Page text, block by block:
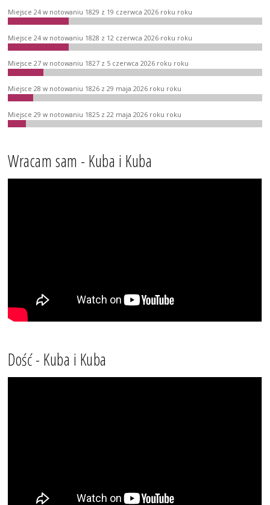
Miejsce 24 w notowaniu 1829 z 19 czerwca 2026 roku roku
Miejsce 24 w notowaniu 1828 z 12 czerwca 2026 roku roku
Miejsce 27 w notowaniu 1827 z 5 czerwca 2026 roku roku
Miejsce 28 w notowaniu 1826 z 29 maja 2026 roku roku
Miejsce 29 w notowaniu 1825 z 22 maja 2026 roku roku
Wracam sam - Kuba i Kuba
Dość - Kuba i Kuba